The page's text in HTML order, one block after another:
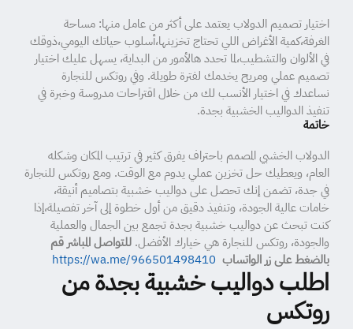
اختيار تصميم الدولاب يعتمد على أكثر من عامل منها: مساحة
الغرفة،كمية الأغراض اللي تحتاج تخزينها،أسلوب حياتك اليومي،ذوقك
في الألوان والتشطيب،لما تحدد هالأمور من البداية، يسهل عليك اختيار
تصميم عملي ومريح يخدمك لفترة طويلة. وفي روتكس للنجارة
نساعدك في اختيار الأنسب لك من خلال اقتراحات مدروسة وخبرة في
تنفيذ الدواليب الخشبية بجدة.
خاتمة
الدولاب الخشبي المصمم باحتراف يفرق كثير في ترتيب المكان وشكله
العام، ويعطيك حل تخزين عملي يدوم مع الوقت. ومع روتكس للنجارة
في جدة، تضمن إنك تحصل على دواليب خشبية بتصاميم أنيقة،
خامات عالية الجودة، وتنفيذ دقيق من أول خطوة إلى آخر تفصيلة،إذا
كنت تبحث عن دواليب خشبية بجدة تجمع بين الجمال والعملية
والجودة، روتكس للنجارة هي خيارك الأفضل. للتواصل المباشر قم
بالضغط على زر الواتساب https://wa.me/966501498410
اطلب دواليب خشبية بجدة من
روتكس